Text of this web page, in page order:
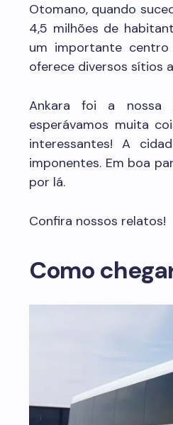
Otomano, quando
4,5 milhões de
um importante
oferece diversos sítios
Ankara foi a nossa
esperávamos muita
interessantes! A
imponentes. Em boa
por lá.
Confira nossos relatos!
Como